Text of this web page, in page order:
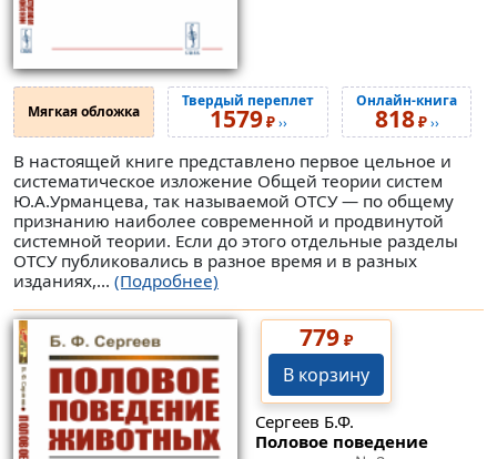
Мягкая обложка
Твердый переплет
1579₽››
Онлайн-книга
818₽››
В настоящей книге представлено первое цельное и
систематическое изложение Общей теории систем
Ю.А.Урманцева, так называемой ОТСУ — по общему
признанию наиболее современной и продвинутой
системной теории. Если до этого отдельные разделы
ОТСУ публиковались в разное время и в разных
изданиях,... (Подробнее)
779₽
В корзину
Сергеев Б.Ф.
Половое поведение